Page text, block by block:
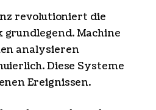
revolutioniert die
Machine
analysieren
Diese Systeme
Ereignissen.